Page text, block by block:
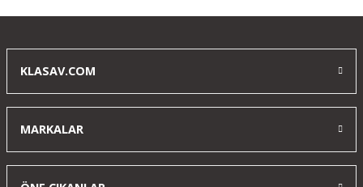
KLASAV.COM
MARKALAR